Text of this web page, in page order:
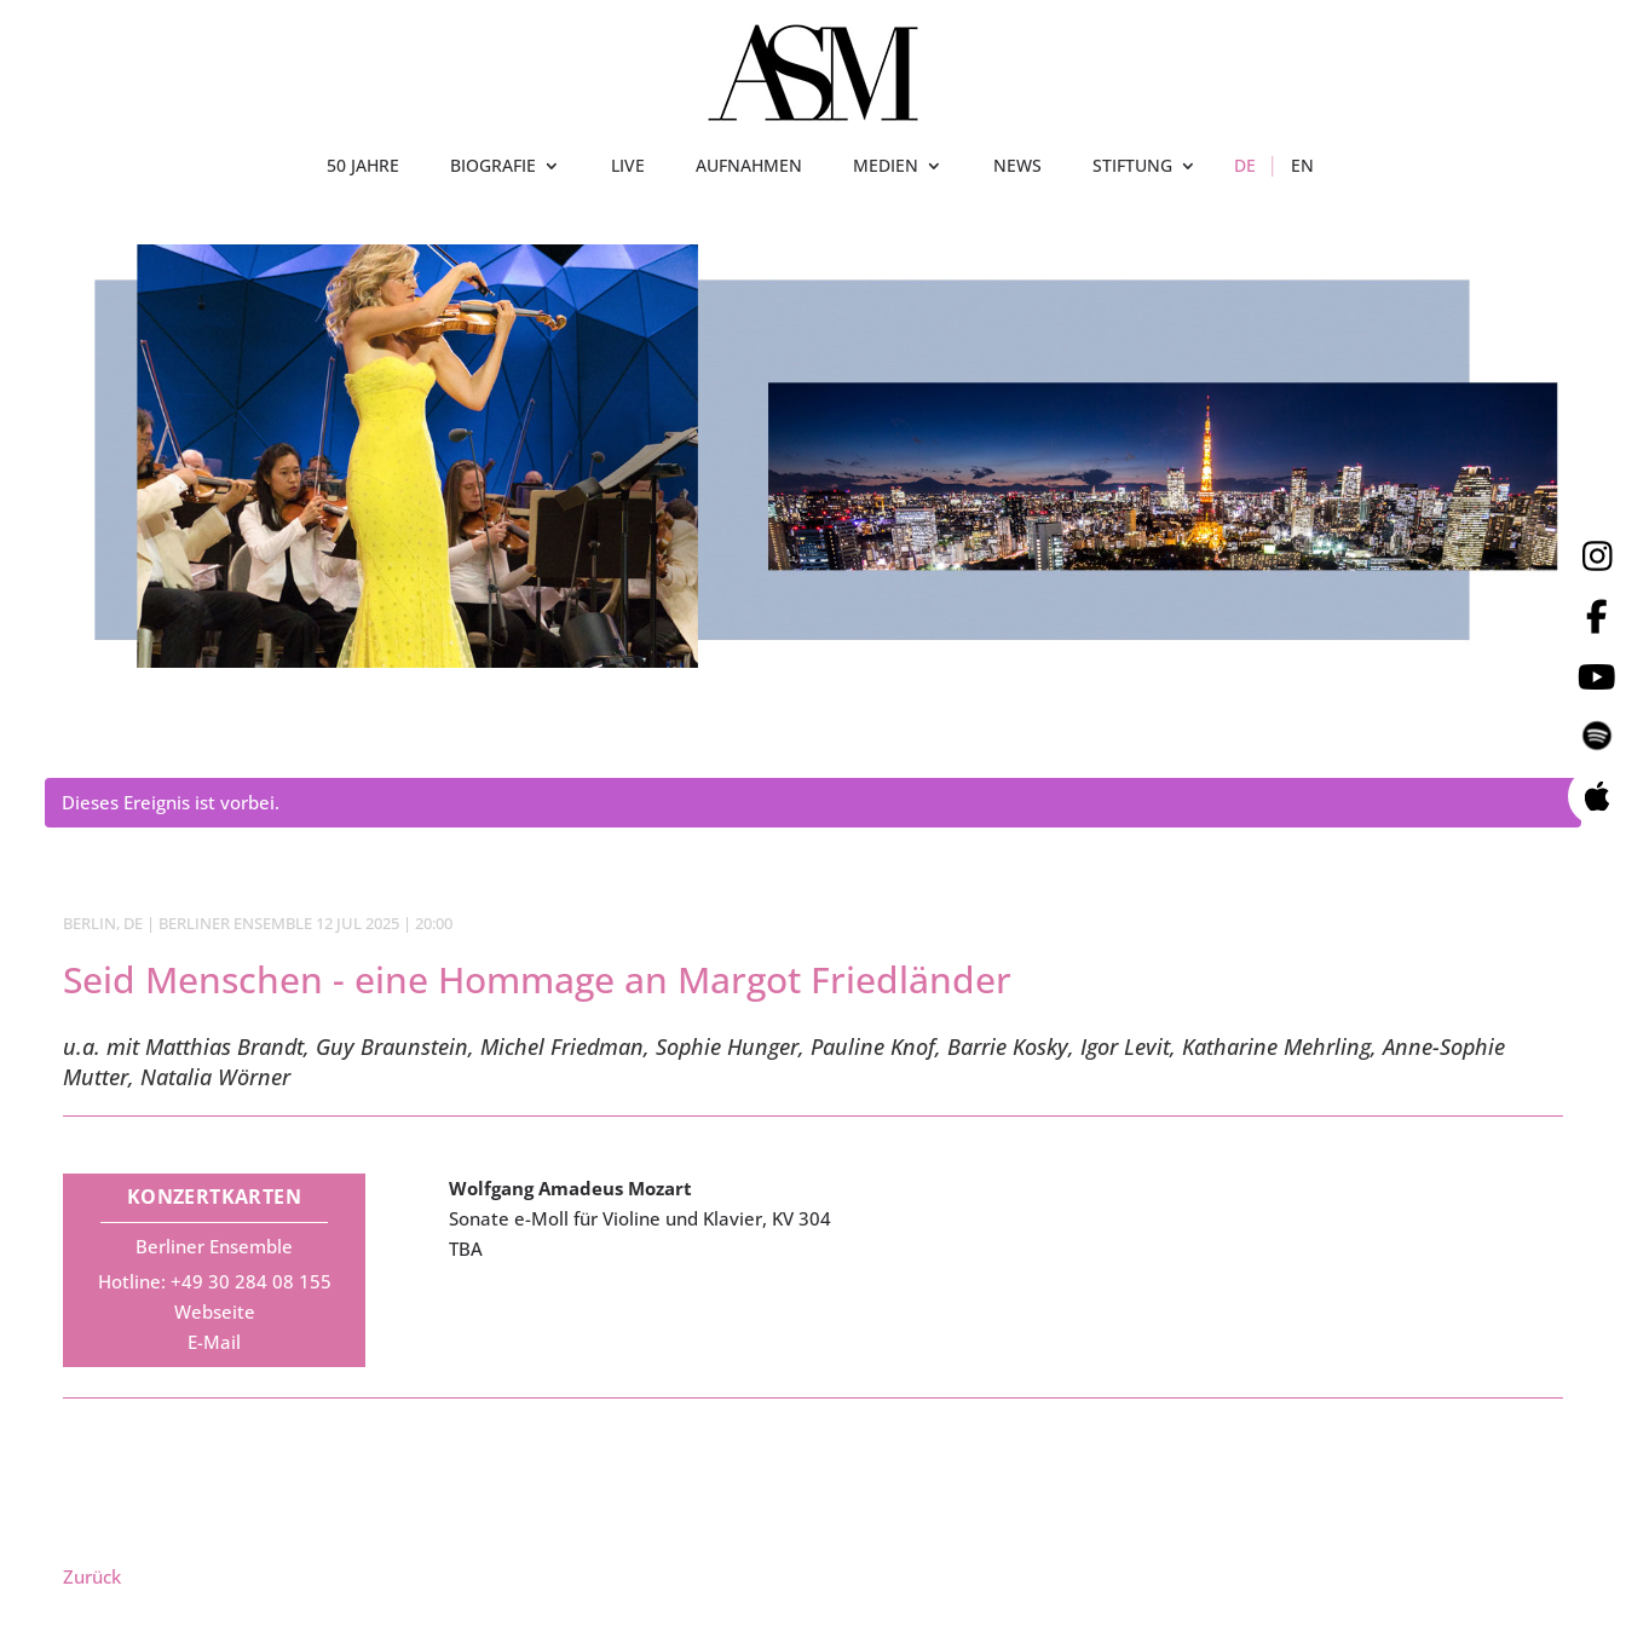
50 JAHRE BIOGRAFIE LIVE AUFNAHMEN MEDIEN NEWS STIFTUNG DE EN
Dieses Ereignis ist vorbei.
BERLIN, DE | BERLINER ENSEMBLE 12 JUL 2025 | 20:00
Seid Menschen - eine Hommage an Margot Friedländer
u.a. mit Matthias Brandt, Guy Braunstein, Michel Friedman, Sophie Hunger, Pauline Knof, Barrie Kosky, Igor Levit, Katharine Mehrling, Anne-Sophie
Mutter, Natalia Wörner
KONZERTKARTEN
Berliner Ensemble
Hotline: +49 30 284 08 155
Webseite
E-Mail
Wolfgang Amadeus Mozart
Sonate e-Moll für Violine und Klavier, KV 304
TBA
Zurück